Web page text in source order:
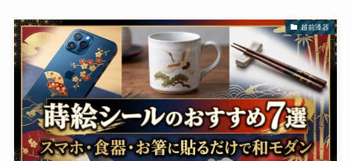
越前漆器